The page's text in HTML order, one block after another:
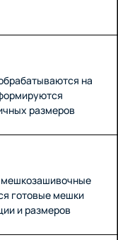
на
размеров
мешкозашивочные
готовые мешки
и размеров